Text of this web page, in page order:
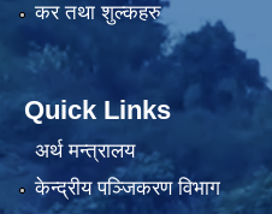
कर तथा शुल्कहरु
Quick Links
अर्थ मन्त्रालय
केन्द्रीय पञ्जिकरण विभाग